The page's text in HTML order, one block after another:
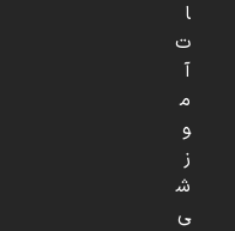
ا
ت
آ
م
و
ز
ش
ی